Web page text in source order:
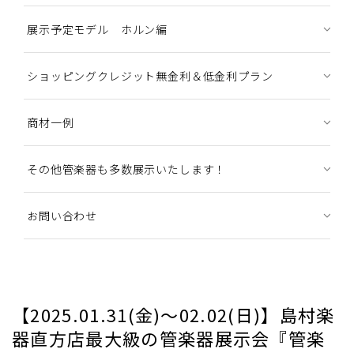
展示予定モデル ホルン編
ショッピングクレジット無金利＆低金利プラン
商材一例
その他管楽器も多数展示いたします！
お問い合わせ
【2025.01.31(金)～02.02(日)】島村楽
器直方店最大級の管楽器展示会『管楽